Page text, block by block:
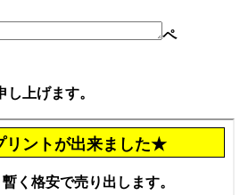
ペ
上げます。